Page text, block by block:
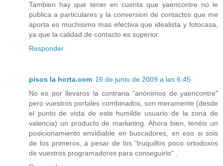
Tambien hay que tener en cuenta que yaencontre no le
publica a particulares y la conversion de contactos que me
aporta es muchisimo mas efectiva que idealista y fotocasa,
ya que la calidad de contacto es superior.
Responder
pisos la horta.com 16 de junio de 2009 a las 6:45
No es por llevaros la contraria "anónimos de yaencontre"
pero vuestros portales combinados, son meramente (desde
el punto de vista de este humilde usuario de la zona de
valencia) un producto de marketing. Ahora bien, tenéis un
posicionamiento envidiable en buscadores, en eso si sois
de los primeros, a pesar de los "truquillos poco ortodoxos
de vuestros programadores para conseguirlo" .